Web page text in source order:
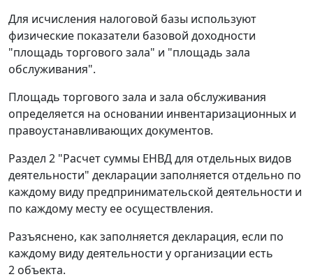
Для исчисления налоговой базы используют
физические показатели базовой доходности
"площадь торгового зала" и "площадь зала
обслуживания".
Площадь торгового зала и зала обслуживания
определяется на основании инвентаризационных и
правоустанавливающих документов.
Раздел 2 "Расчет суммы ЕНВД для отдельных видов
деятельности" декларации заполняется отдельно по
каждому виду предпринимательской деятельности и
по каждому месту ее осуществления.
Разъяснено, как заполняется декларация, если по
каждому виду деятельности у организации есть
2 объекта.